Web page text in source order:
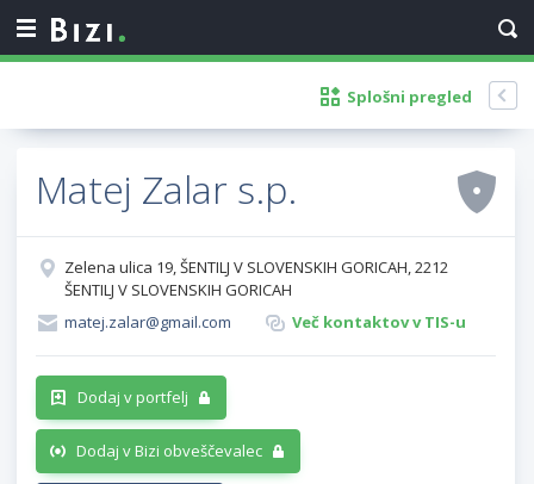
Splošni pregled
Matej Zalar s.p.
Zelena ulica 19, ŠENTILJ V SLOVENSKIH GORICAH, 2212
ŠENTILJ V SLOVENSKIH GORICAH
matej.zalar@gmail.com
Več kontaktov v TIS-u
Dodaj v portfelj
Dodaj v Bizi obveščevalec